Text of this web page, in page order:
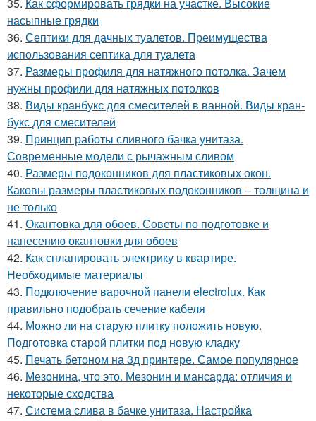
насыпные грядки
36. Септики для дачных туалетов. Преимущества
использования септика для туалета
37. Размеры профиля для натяжного потолка. Зачем
нужны профили для натяжных потолков
38. Виды кранбукс для смесителей в ванной. Виды кран-
букс для смесителей
39. Принцип работы сливного бачка унитаза.
Современные модели с рычажным сливом
40. Размеры подоконников для пластиковых окон.
Каковы размеры пластиковых подоконников – толщина и
не только
41. Окантовка для обоев. Советы по подготовке и
нанесению окантовки для обоев
42. Как спланировать электрику в квартире.
Необходимые материалы
43. Подключение варочной панели electrolux. Как
правильно подобрать сечение кабеля
44. Можно ли на старую плитку положить новую.
Подготовка старой плитки под новую кладку
45. Печать бетоном на 3д принтере. Самое популярное
46. Мезонина, что это. Мезонин и мансарда: отличия и
некоторые сходства
47. Система слива в бачке унитаза. Настройка